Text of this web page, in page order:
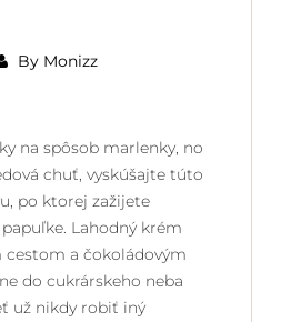
By Monizz
na spôsob marlenky, no
chuť, vyskúšajte túto
po ktorej zažijete
Lahodný krém
cestom a čokoládovým
do cukrárskeho neba
už nikdy robiť iný